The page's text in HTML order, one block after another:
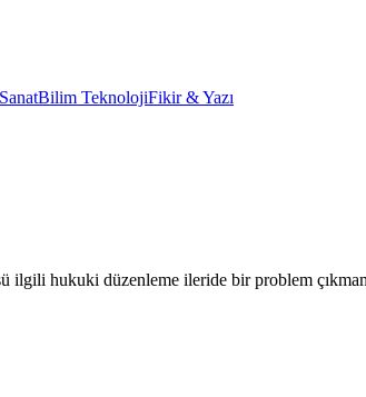
Bilim TeknolojiFikir & Yazı
hukuki düzenleme ileride bir problem